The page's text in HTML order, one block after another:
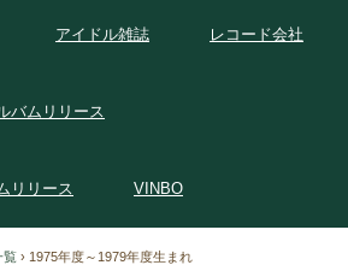
アイドル雑誌 レコード会社
バムリリース
リリース VINBO
覧 › 1975年度～1979年度生まれ